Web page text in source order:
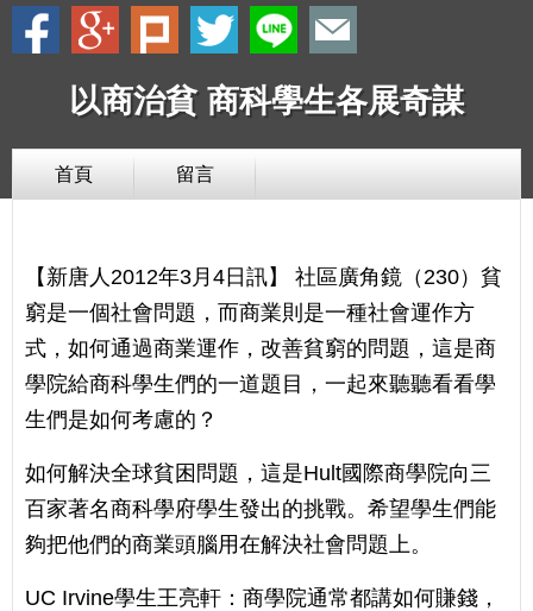
以商治貧 商科學生各展奇謀
首頁 留言
【新唐人2012年3月4日訊】 社區廣角鏡（230）貧
窮是一個社會問題，而商業則是一種社會運作方
式，如何通過商業運作，改善貧窮的問題，這是商
學院給商科學生們的一道題目，一起來聽聽看看學
生們是如何考慮的？
如何解決全球貧困問題，這是Hult國際商學院向三
百家著名商科學府學生發出的挑戰。希望學生們能
夠把他們的商業頭腦用在解決社會問題上。
UC Irvine學生王亮軒：商學院通常都講如何賺錢，